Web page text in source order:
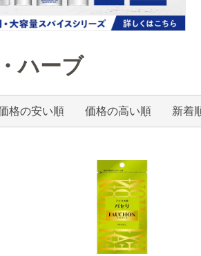
ハーブ
格の安い順 価格の高い順 新着